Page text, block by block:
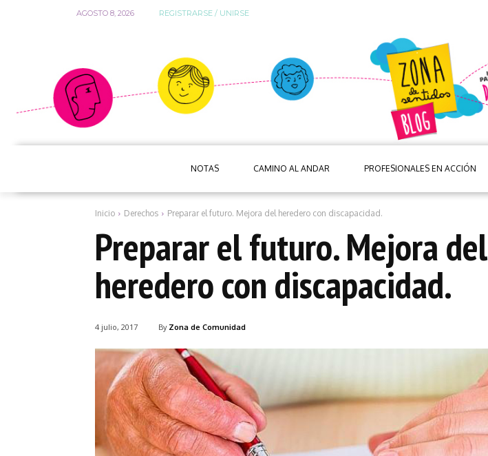
AGOSTO 8, 2026 REGISTRARSE / UNIRSE
NOTAS CAMINO AL ANDAR PROFESIONALES EN ACCIÓN
Inicio Derechos Preparar el futuro. Mejora del heredero con discapacidad.
Preparar el futuro. Mejora del
heredero con discapacidad.
4 julio, 2017 By Zona de Comunidad